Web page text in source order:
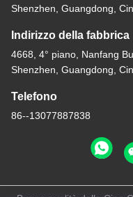
Shenzhen, Guangdong,
Indirizzo della fabbrica
4668, 4° piano, Nanfang
Shenzhen, Guangdong,
Telefono
86--13077887838